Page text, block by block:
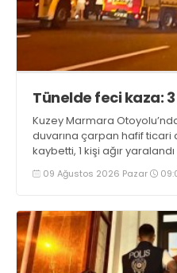
Tünelde feci kaza: 3
Kuzey Marmara
duvarına çarpan hafif ticari
kaybetti, 1 kişi ağır yaralandı
09 Ağustos 2026 Pazar